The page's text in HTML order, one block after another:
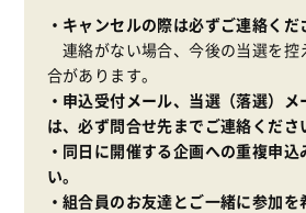
・キャンセルの際は必ずご連絡くだ
連絡がない場合、今後の当選を控
合があります。
・申込受付メール、当選（落選）
は、必ず問合せ先までご連絡くださ
・同日に開催する企画への重複申
い。
・組合員のお友達とご一緒に参加